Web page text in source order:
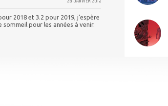
2018 et 3.2 pour 2019, j'espère
pour les années à venir.